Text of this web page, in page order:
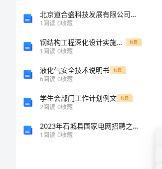
北京道合盛科技发展有限公司介绍企业发展分析报告
1阅读 0收藏
钢结构工程深化设计实施方案 付费
1阅读 0收藏
液化气安全技术说明书 付费
6阅读 0收藏
学生会部门工作计划例文 付费
2阅读 0收藏
2023年石城县国家电网招聘之机械动力类考试题库附答案（能力提升）
1阅读 0收藏